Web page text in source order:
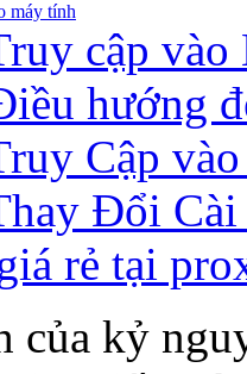
máy tính
cập
hướng
Cập
Đổi
rẻ tại
của kỷ